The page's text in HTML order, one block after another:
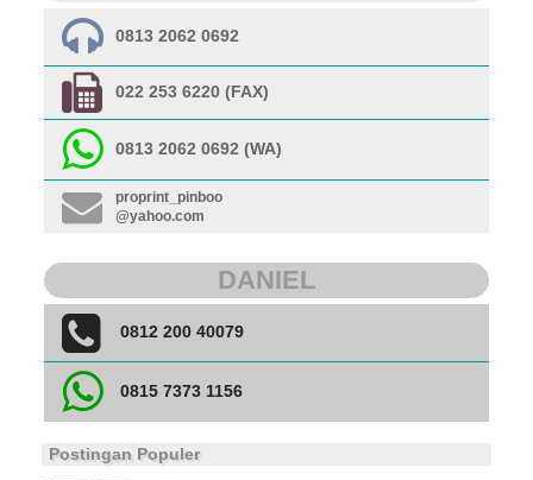
0813 2062 0692
022 253 6220 (FAX)
0813 2062 0692 (WA)
proprint_pinboo
@yahoo.com
DANIEL
0812 200 40079
0815 7373 1156
Postingan Populer